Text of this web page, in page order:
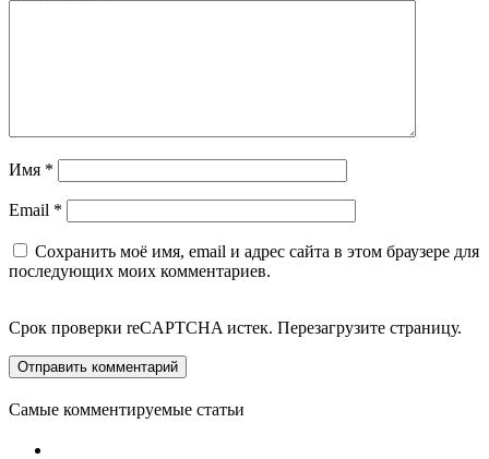
Имя *
Email *
Сохранить моё имя, email и адрес сайта в этом браузере для
последующих моих комментариев.
Срок проверки reCAPTCHA истек. Перезагрузите страницу.
Самые комментируемые статьи